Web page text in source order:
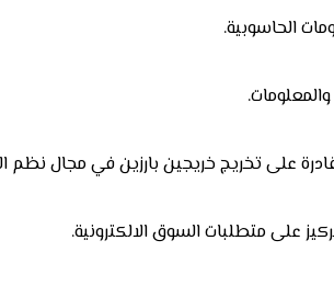
الحاسوبية.
على تخريج خريجين بارزين في مجال نظم
على متطلبات السوق الالكترونية.